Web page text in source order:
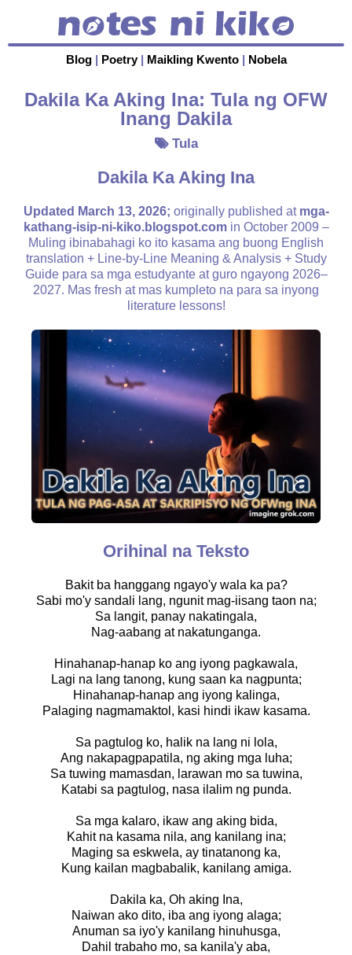
Blog| Poetry| Maikling Kwento| Nobela
Dakila Ka Aking Ina: Tula ng OFW
Inang Dakila
Tula
Dakila Ka Aking Ina
Updated March 13, 2026; originally published at mga-
kathang-isip-ni-kiko.blogspot.comin October 2009 –
Muling ibinabahagi ko ito kasama ang buong English
translation + Line-by-Line Meaning & Analysis + Study
Guide para sa mga estudyante at guro ngayong 2026–
2027. Mas fresh at mas kumpleto na para sa inyong
literature lessons!
Orihinal na Teksto
Bakit ba hanggang ngayo'y wala ka pa?
Sabi mo'y sandali lang, ngunit mag-iisang taon na;
Sa langit, panay nakatingala,
Nag-aabang at nakatunganga.
Hinahanap-hanap ko ang iyong pagkawala,
Lagi na lang tanong, kung saan ka nagpunta;
Hinahanap-hanap ang iyong kalinga,
Palaging nagmamaktol, kasi hindi ikaw kasama.
Sa pagtulog ko, halik na lang ni lola,
Ang nakapagpapatila, ng aking mga luha;
Sa tuwing mamasdan, larawan mo sa tuwina,
Katabi sa pagtulog, nasa ilalim ng punda.
Sa mga kalaro, ikaw ang aking bida,
Kahit na kasama nila, ang kanilang ina;
Maging sa eskwela, ay tinatanong ka,
Kung kailan magbabalik, kanilang amiga.
Dakila ka, Oh aking Ina,
Naiwan ako dito, iba ang iyong alaga;
Anuman sa iyo'y kanilang hinuhusga,
Dahil trabaho mo, sa kanila'y aba,